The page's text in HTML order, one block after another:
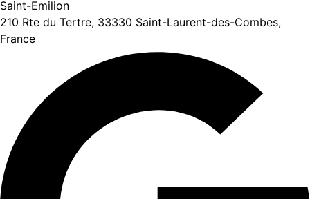
Saint-Emilion
210 Rte du Tertre, 33330 Saint-Laurent-des-Combes,
France